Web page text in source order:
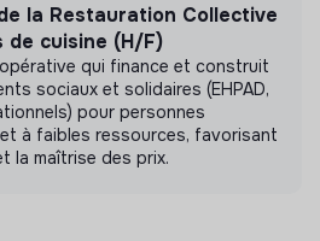
la Restauration Collective
de cuisine (H/F)
qui finance et construit
sociaux et solidaires (EHPAD,
pour personnes
à faibles ressources, favorisant
la maîtrise des prix.